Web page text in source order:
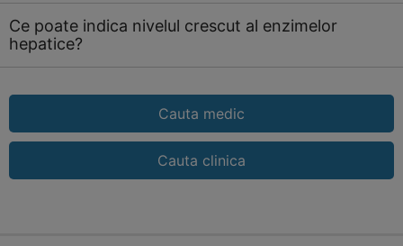
Ce poate indica nivelul crescut al enzimelor
hepatice?
Cauta medic
Cauta clinica